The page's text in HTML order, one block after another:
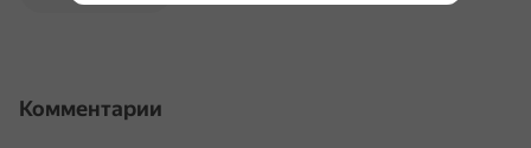
Комментарии